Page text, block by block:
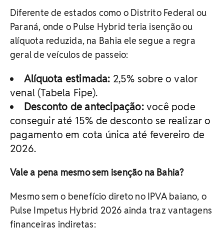
Diferente de estados como o Distrito Federal ou
Paraná, onde o Pulse Hybrid teria isenção ou
alíquota reduzida, na Bahia ele segue a regra
geral de veículos de passeio:
Alíquota estimada: 2,5% sobre o valor
venal (Tabela Fipe).
Desconto de antecipação:você pode
conseguir até 15% de desconto se realizar o
pagamento em cota única até fevereiro de
2026.
Vale a pena mesmo sem isenção na Bahia?
Mesmo sem o benefício direto no IPVA baiano, o
Pulse Impetus Hybrid 2026 ainda traz vantagens
financeiras indiretas: